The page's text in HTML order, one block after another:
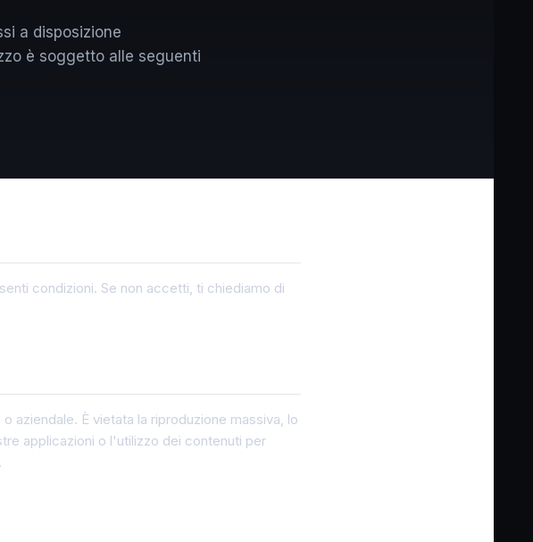
a disposizione
è soggetto alle seguenti
condizioni. Se non accetti, ti chiediamo di
aziendale. È vietata la riproduzione massiva, lo
applicazioni o l'utilizzo dei contenuti per